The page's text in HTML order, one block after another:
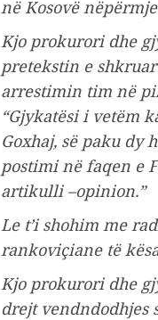
në Kosovë
Kjo prokurori dhe
pretekstin e
arrestimin tim në
“Gjykatësi i vetëm
Goxhaj, së paku dy
postimi në faqen e
artikulli –opinion.”
Le t’i shohim me
rankoviçiane të
Kjo prokurori dhe
drejt vendndodhjes